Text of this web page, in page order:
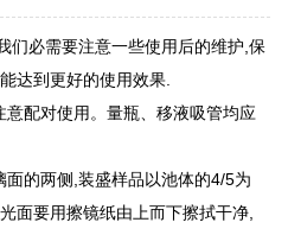
们必需要注意一些使用后的维护,保
达到更好的使用效果.
配对使用。量瓶、移液吸管均应
的两侧,装盛样品以池体的4/5为
面要用擦镜纸由上而下擦拭干净,